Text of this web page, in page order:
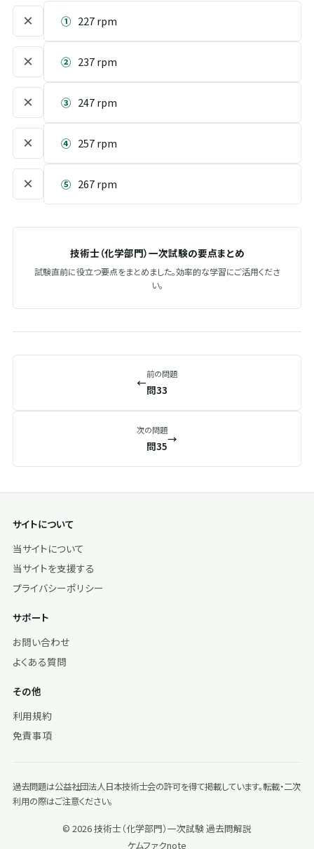
× ① 227 rpm
× ② 237 rpm
× ③ 247 rpm
× ④ 257 rpm
× ⑤ 267 rpm
技術士（化学部門）一次試験の要点まとめ
試験直前に役立つ要点をまとめました。効率的な学習にご活用くださ
い。
←
前の問題
問33
次の問題
問35
→
サイトについて
当サイトについて
当サイトを支援する
プライバシーポリシー
サポート
お問い合わせ
よくある質問
その他
利用規約
免責事項
過去問題は公益社団法人日本技術士会の許可を得て掲載しています。転載・二次
利用の際はご注意ください。
© 2026 技術士（化学部門）一次試験 過去問解説
ケムファクnote